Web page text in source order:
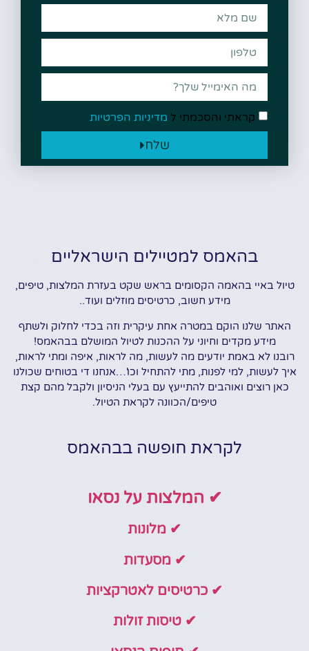
קראתי והסכמתי ל מדיניות הפרטיות
שלח
בהאמס למטיילים הישראליים
טיול באיי בהאמה הקסומים בראש שקט בעזרת המלצות, טיפים,
מידע חשוב, כרטיסים מוזלים ועוד..
האתר שלנו הוקם במטרה אחת עיקרית וזה בכדי לחלוק ולשתף
מידע מקדים וחיוני על ההכנות לטיול המושלם בבהאמס!
רובנו לא באמת יודעים מה לעשות, מה לראות, איפה ומתי לראות,
איך לעשות, למי לפנות, מתי להתחיל וכו'…אנחנו די בטוחים שכולנו
כאן רוצים ואוהבים להתייעץ עם בעלי הניסיון ולקבל מהם קצת
טיפים/הכוונה לקראת הטיול.
לקראת חופשה בבהאמס
✔ המלצות על נסאו
✔ מלונות
✔ מסעדות
✔ כרטיסים לאטרקציות
✔ טיסות זולות